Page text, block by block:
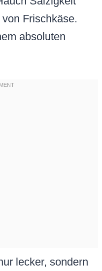
Frischkäse.
absoluten
lecker, sondern